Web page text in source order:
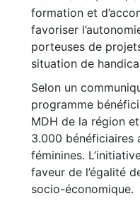
formation et
favoriser
porteuses de
situation de
Selon un
programme
MDH de la région
3.000 bénéficiaires
féminines.
faveur de l’égalité
socio-économique.